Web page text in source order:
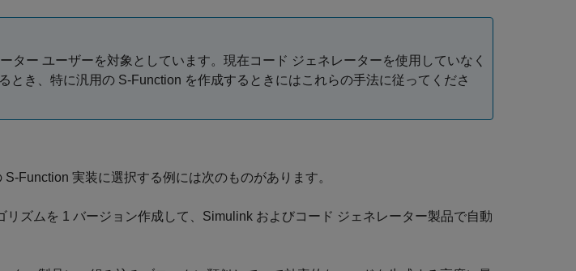
ター ユーザーを対象としています。現在コード ジェネレーターを使用していなく
とき、特に汎用の S-Function を作成するときにはこれらの手法に従ってくださ
Function 実装に選択する例には次のものがあります。
リズムを 1 バージョン作成して、Simulink およびコード ジェネレーター製品で自動